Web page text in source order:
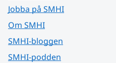
Jobba på SMHI
Om SMHI
SMHI-bloggen
SMHI-podden